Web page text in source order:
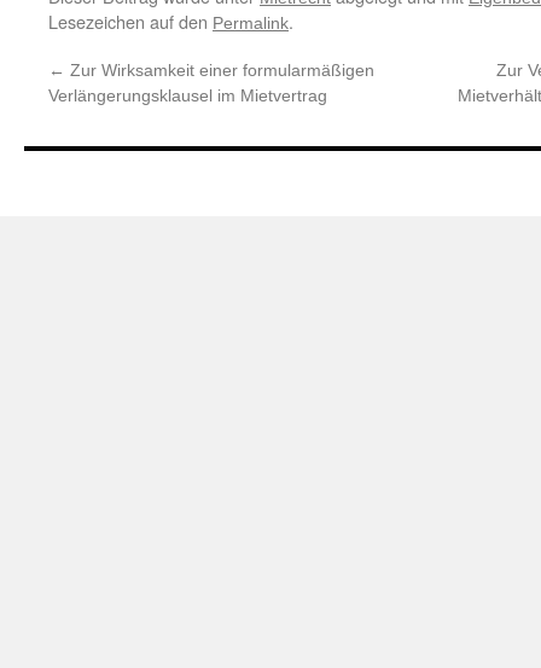
Lesezeichen auf den Permalink.
← Zur Wirksamkeit einer formularmäßigen
Verlängerungsklausel im Mietvertrag
Zur